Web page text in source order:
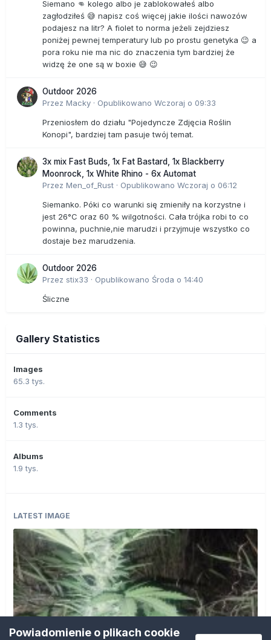
Siemano 👊 kolego albo je zablokowałeś albo
zagłodziłeś 😅 napisz coś więcej jakie ilości nawozów
podajesz na litr? A fiolet to norma jeżeli zejdziesz
poniżej pewnej temperatury lub po prostu genetyka 😉 a
pora roku nie ma nic do znaczenia tym bardziej że
widzę że one są w boxie 😅 😉
Outdoor 2026
Przez Macky · Opublikowano Wczoraj o 09:33
Przeniosłem do działu "Pojedyncze Zdjęcia Roślin
Konopi", bardziej tam pasuje twój temat.
3x mix Fast Buds, 1x Fat Bastard, 1x Blackberry
Moonrock, 1x White Rhino - 6x Automat
Przez Men_of_Rust · Opublikowano Wczoraj o 06:12
Siemanko. Póki co warunki się zmieniły na korzystne i
jest 26°C oraz 60 % wilgotności. Cała trójka robi to co
powinna, puchnie,nie marudzi i przyjmuje wszystko co
dostaje bez marudzenia.
Outdoor 2026
Przez stix33 · Opublikowano Środa o 14:40
Śliczne
Gallery Statistics
Images
65.3 tys.
Comments
1.3 tys.
Albums
1.9 tys.
LATEST IMAGE
Powiadomienie o plikach cookie